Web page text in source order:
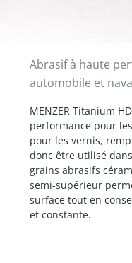
Abrasif à haute
automobile et
MENZER Titanium
performance pour
pour les vernis,
donc être utilisé
grains abrasifs
semi-supérieur
surface tout en
et constante.